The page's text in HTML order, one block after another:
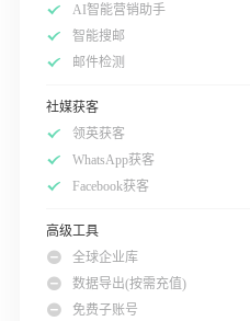
AI智能营销助手
智能搜邮
邮件检测
社媒获客
领英获客
WhatsApp获客
Facebook获客
高级工具
全球企业库
数据导出(按需充值)
免费子账号